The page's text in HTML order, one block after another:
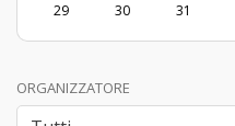
29
30 31
ORGANIZZATORE